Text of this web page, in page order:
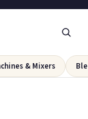
& Mixers